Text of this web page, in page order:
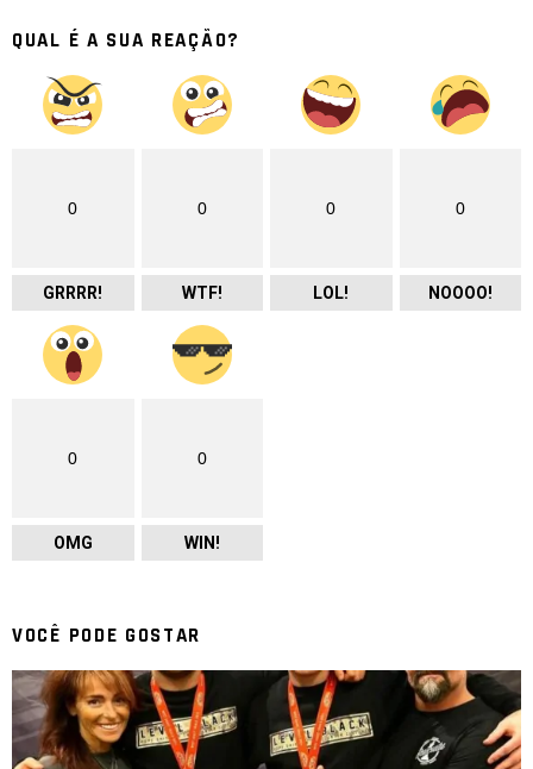
QUAL É A SUA REAÇÃO?
0
GRRRR!
0
WTF!
0
LOL!
0
NOOOO!
0
OMG
0
WIN!
VOCÊ PODE GOSTAR